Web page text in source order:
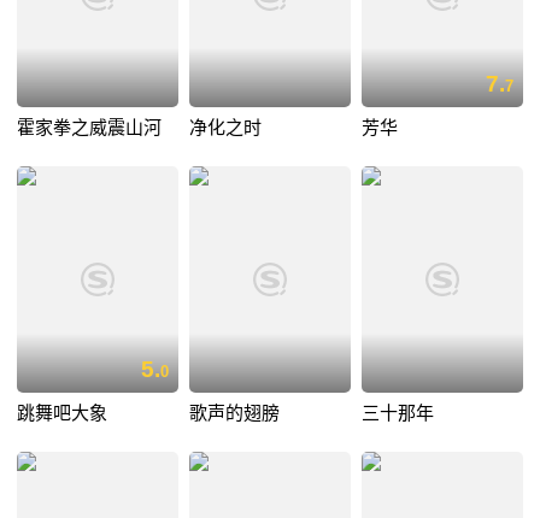
霍家拳之威震山河 净化之时
7.7
芳华
5.0
跳舞吧大象 歌声的翅膀 三十那年